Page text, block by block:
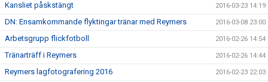
Kansliet påskstängt 2016-03-23 14:19
DN: Ensamkommande flyktingar tränar med Reymers 2016-03-08 23:00
Arbetsgrupp flickfotboll 2016-02-26 14:54
Tränarträff i Reymers 2016-02-26 14:44
Reymers lagfotografering 2016 2016-02-23 22:03